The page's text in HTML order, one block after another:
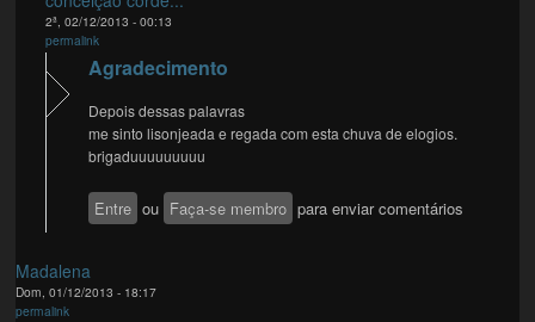
2ª, 02/12/2013 - 00:13
permalink
Agradecimento
Depois dessas palavras
me sinto lisonjeada e regada com esta chuva de elogios.
brigaduuuuuuuuu
Entre ou Faça-se membro para enviar comentários
Madalena
Dom, 01/12/2013 - 18:17
permalink